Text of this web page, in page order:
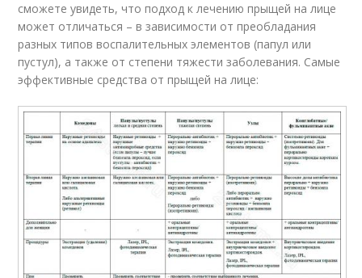
сможете увидеть, что подход к лечению прыщей на лице
может отличаться – в зависимости от преобладания
разных типов воспалительных элементов (папул или
пустул), а также от степени тяжести заболевания. Самые
эффективные средства от прыщей на лице: